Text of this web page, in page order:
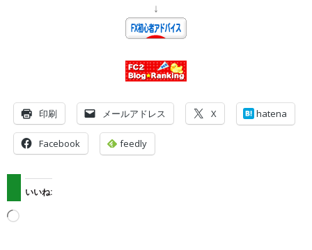
↓
印刷 メールアドレス X hatena
Facebook feedly
いいね:
読